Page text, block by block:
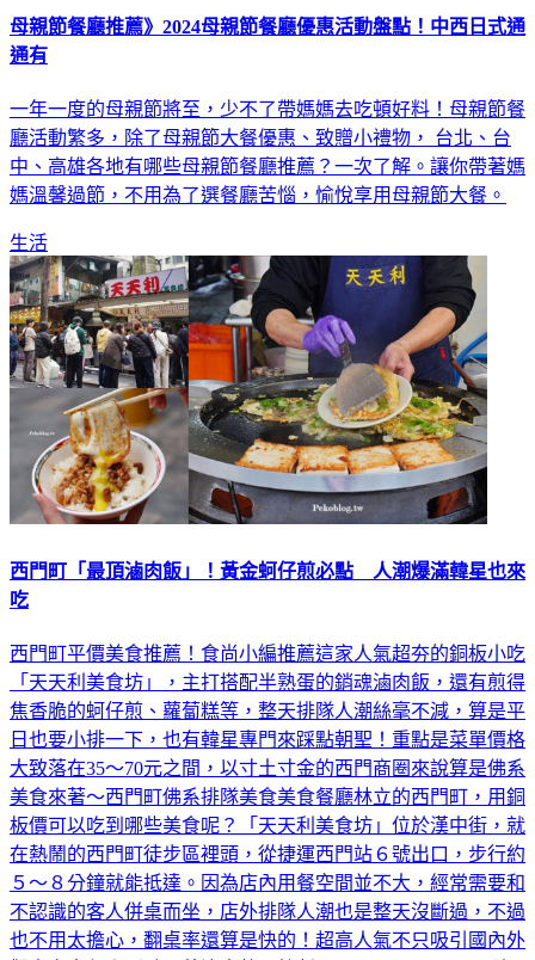
母親節餐廳推薦》2024母親節餐廳優惠活動盤點！中西日式通
通有
一年一度的母親節將至，少不了帶媽媽去吃頓好料！母親節餐
廳活動繁多，除了母親節大餐優惠、致贈小禮物， 台北、台
中、高雄各地有哪些母親節餐廳推薦？一次了解。讓你帶著媽
媽溫馨過節，不用為了選餐廳苦惱，愉悅享用母親節大餐。
生活
西門町「最頂滷肉飯」！黃金蚵仔煎必點 人潮爆滿韓星也來
吃
西門町平價美食推薦！食尚小編推薦這家人氣超夯的銅板小吃
「天天利美食坊」，主打搭配半熟蛋的銷魂滷肉飯，還有煎得
焦香脆的蚵仔煎、蘿蔔糕等，整天排隊人潮絲毫不減，算是平
日也要小排一下，也有韓星專門來踩點朝聖！重點是菜單價格
大致落在35～70元之間，以寸土寸金的西門商圈來說算是佛系
美食來著～西門町佛系排隊美食美食餐廳林立的西門町，用銅
板價可以吃到哪些美食呢？「天天利美食坊」位於漢中街，就
在熱鬧的西門町徒步區裡頭，從捷運西門站６號出口，步行約
５～８分鐘就能抵達。因為店內用餐空間並不大，經常需要和
不認識的客人併桌而坐，店外排隊人潮也是整天沒斷過，不過
也不用太擔心，翻桌率還算是快的！超高人氣不只吸引國內外